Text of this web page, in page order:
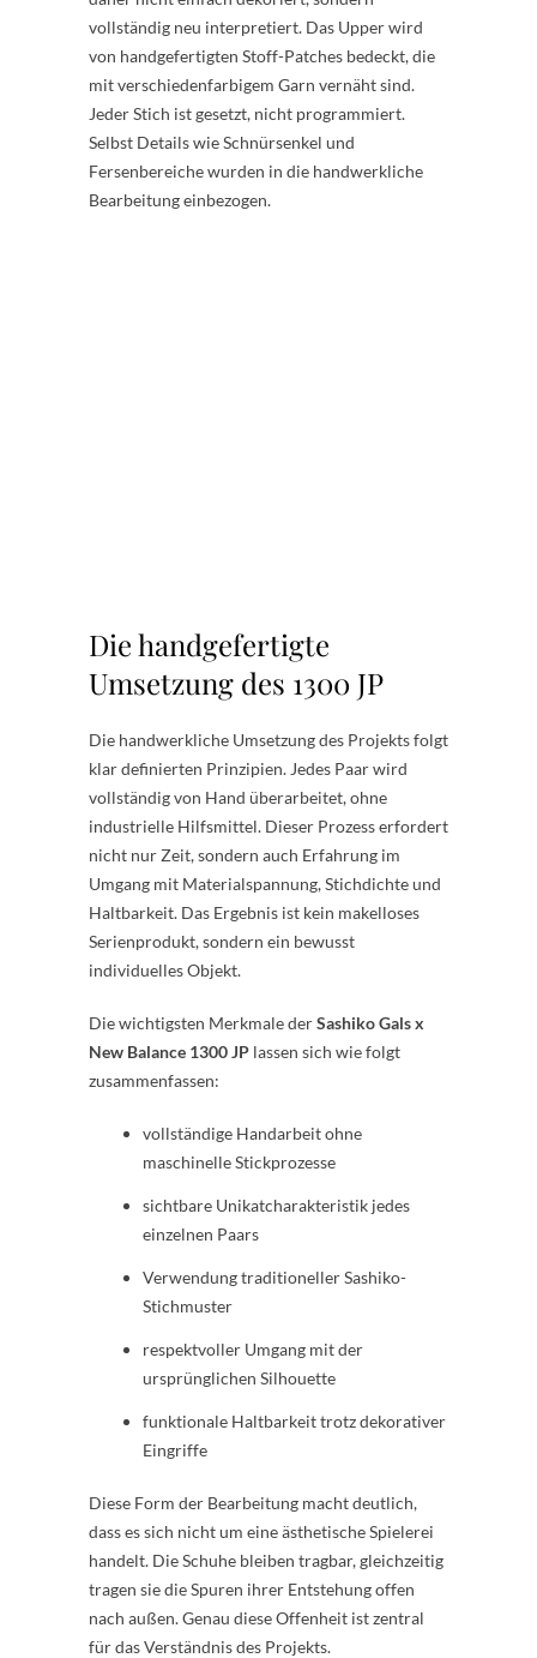
vollständig neu interpretiert. Das Upper wird
von handgefertigten Stoff-Patches bedeckt, die
mit verschiedenfarbigem Garn vernäht sind.
Jeder Stich ist gesetzt, nicht programmiert.
Selbst Details wie Schnürsenkel und
Fersenbereiche wurden in die handwerkliche
Bearbeitung einbezogen.
Die handgefertigte
Umsetzung des 1300 JP
Die handwerkliche Umsetzung des Projekts folgt
klar definierten Prinzipien. Jedes Paar wird
vollständig von Hand überarbeitet, ohne
industrielle Hilfsmittel. Dieser Prozess erfordert
nicht nur Zeit, sondern auch Erfahrung im
Umgang mit Materialspannung, Stichdichte und
Haltbarkeit. Das Ergebnis ist kein makelloses
Serienprodukt, sondern ein bewusst
individuelles Objekt.
Die wichtigsten Merkmale derSashiko Gals x
New Balance 1300 JP lassen sich wie folgt
zusammenfassen:
vollständige Handarbeit ohne
maschinelle Stickprozesse
sichtbare Unikatcharakteristik jedes
einzelnen Paars
Verwendung traditioneller Sashiko-
Stichmuster
respektvoller Umgang mit der
ursprünglichen Silhouette
funktionale Haltbarkeit trotz dekorativer
Eingriffe
Diese Form der Bearbeitung macht deutlich,
dass es sich nicht um eine ästhetische Spielerei
handelt. Die Schuhe bleiben tragbar, gleichzeitig
tragen sie die Spuren ihrer Entstehung offen
nach außen. Genau diese Offenheit ist zentral
für das Verständnis des Projekts.